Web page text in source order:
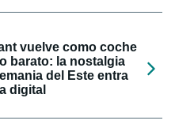
vuelve como coche
barato: la nostalgia
del Este entra
digital